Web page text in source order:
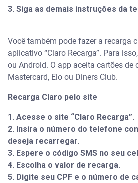
3. Siga as demais instruções da
Você também pode fazer a recarga
aplicativo “Claro Recarga”. Para
ou Android. O app aceita cartões de
Mastercard, Elo ou Diners Club.
Recarga Claro pelo site
1. Acesse o site “Claro Recarga”.
2. Insira o número do telefone
deseja recarregar.
3. Espere o código SMS no seu
4. Escolha o valor de recarga.
5. Digite seu CPF e o número de